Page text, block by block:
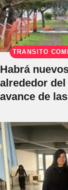
TRÁNSITO
Habrá
alrededor
avance de